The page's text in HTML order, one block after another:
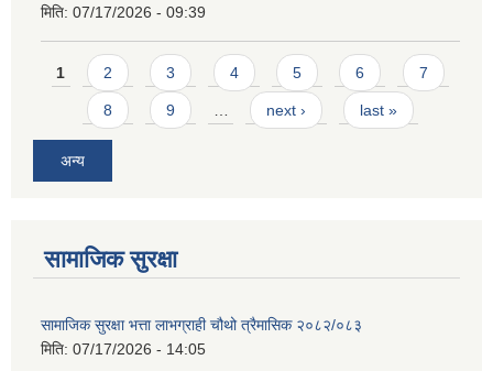
मिति: 07/17/2026 - 09:39
Pages
1 2 3 4 5 6 7
8 9 next › last »
अन्य
सामाजिक सुरक्षा
सामाजिक सुरक्षा भत्ता लाभग्राही चौथो त्रैमासिक २०८२/०८३
मिति: 07/17/2026 - 14:05